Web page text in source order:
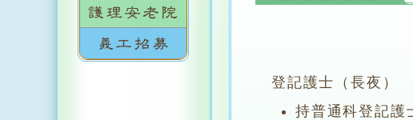
登記護士（長夜）
持普通科登記護